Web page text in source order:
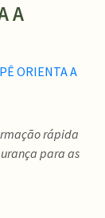
A
rápida
para as